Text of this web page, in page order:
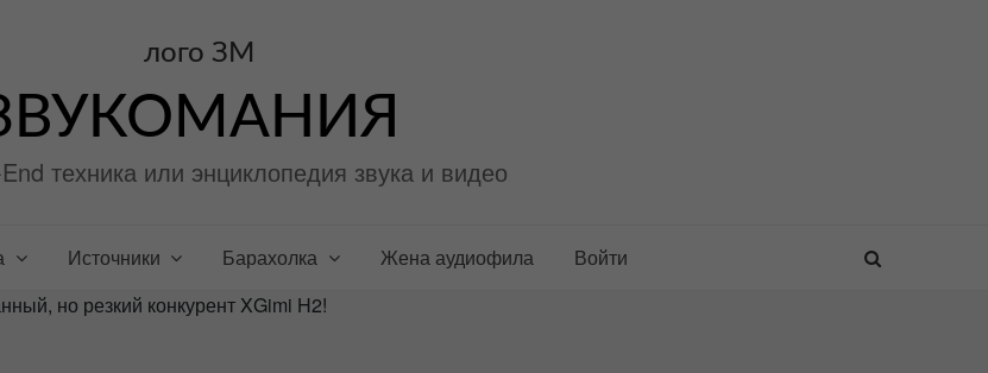
техника или энциклопедия звука и видео
Источники Барахолка Жена аудиофила
Войти
но резкий конкурент XGimi H2!